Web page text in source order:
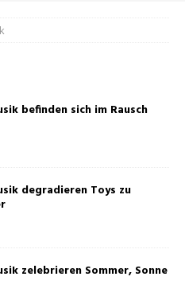
befinden sich im Rausch
degradieren Toys zu
zelebrieren Sommer, Sonne